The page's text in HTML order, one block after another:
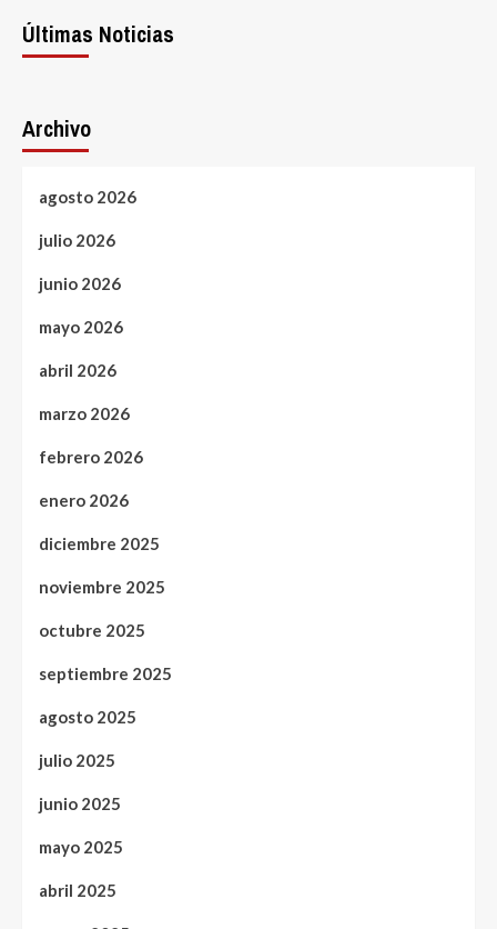
Últimas Noticias
Archivo
agosto 2026
julio 2026
junio 2026
mayo 2026
abril 2026
marzo 2026
febrero 2026
enero 2026
diciembre 2025
noviembre 2025
octubre 2025
septiembre 2025
agosto 2025
julio 2025
junio 2025
mayo 2025
abril 2025